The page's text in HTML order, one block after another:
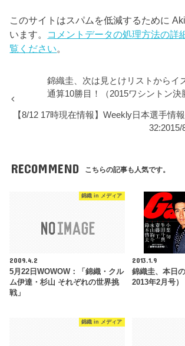
このサイトはスパムを低減するために
います。 コメントデータの処理方法の詳
覧ください
錦織圭、次は見とけリストからイ
通算10勝目！（2015ワシントン決
【8/12 17時現在情報】Weekly日本選手情
32:2015/
RECOMMEND こちらの記事も人気です。
錦織 in メディア
2009.4.2
5月22日WOWOW：「錦織・クル
ム伊達・杉山 それぞれの世界挑
戦」
2013.1.9
錦織圭、本日
2013年2月号）
錦織 in メディア